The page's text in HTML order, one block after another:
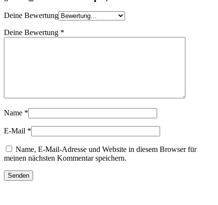
Deine Bewertung
Deine Bewertung *
Name *
E-Mail *
Name, E-Mail-Adresse und Website in diesem Browser für
meinen nächsten Kommentar speichern.